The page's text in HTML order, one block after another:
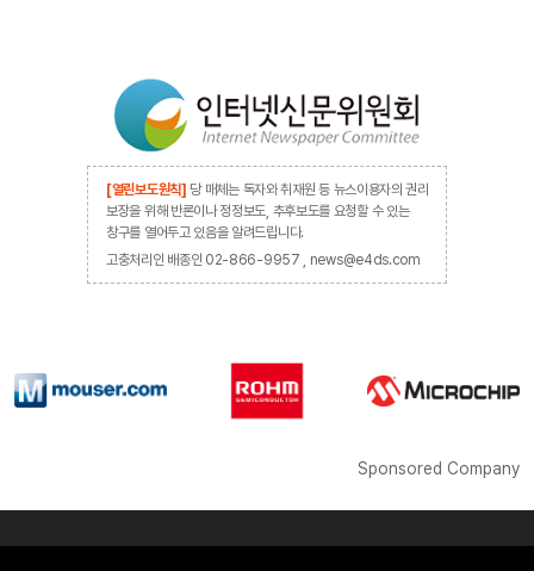
[열린보도원칙] 당 매체는 독자와 취재원 등 뉴스이용자의 권리
보장을 위해 반론이나 정정보도, 추후보도를 요청할 수 있는
창구를 열어두고 있음을 알려드립니다.
고충처리인 배종인 02-866-9957 , news@e4ds.com
Sponsored Company